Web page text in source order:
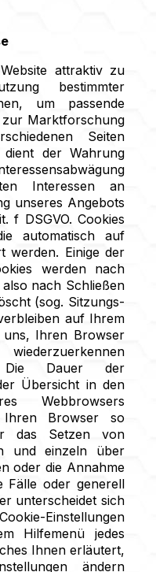
attraktiv zu
bestimmter
um passende
Marktforschung
Seiten
dient der Wahrung
Interessen an
unseres Angebots
f DSGVO. Cookies
automatisch auf
werden. Einige der
werden nach
nach Schließen
(sog. Sitzungs-
auf Ihrem
uns, Ihren Browser
Die Dauer der
Übersicht in den
Webbrowsers
Ihren Browser so
das Setzen von
und einzeln über
oder die Annahme
Fälle oder generell
unterscheidet sich
Einstellungen
Hilfemenü jedes
Ihnen erläutert,
ändern